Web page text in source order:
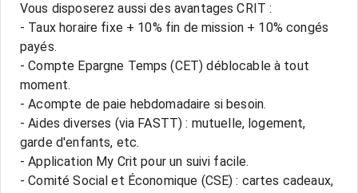
Vous disposerez aussi des avantages CRIT :
- Taux horaire fixe + 10% fin de mission + 10% congés
payés.
- Compte Epargne Temps (CET) déblocable à tout
moment.
- Acompte de paie hebdomadaire si besoin.
- Aides diverses (via FASTT) : mutuelle, logement,
garde d'enfants, etc.
- Application My Crit pour un suivi facile.
- Comité Social et Économique (CSE) : cartes cadeaux,